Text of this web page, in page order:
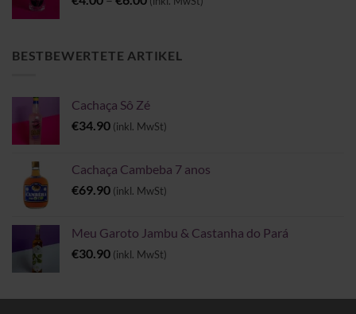
€6.00
BESTBEWERTETE ARTIKEL
Cachaça Sô Zé
€34.90 (inkl. MwSt)
Cachaça Cambeba 7 anos
€69.90 (inkl. MwSt)
Meu Garoto Jambu & Castanha do Pará
€30.90 (inkl. MwSt)